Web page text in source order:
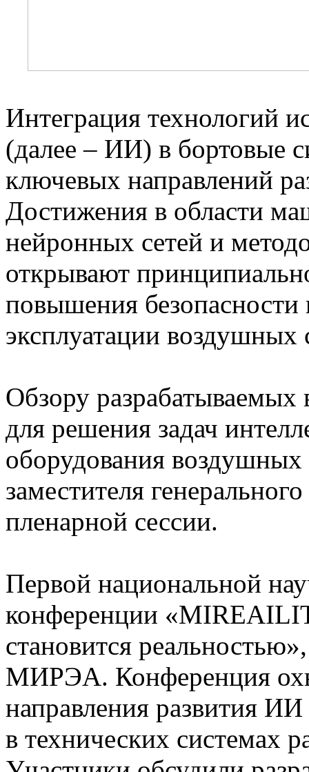
Интеграция технологий
(далее – ИИ) в бортовые
ключевых направлений
Достижения в области
нейронных сетей и
открывают
повышения безопасности
эксплуатации воздушных
Обзору
для решения задач
оборудования
заместителя
пленарной сессии.
Первой национальной
конференции
становится
МИРЭА. Конференция
направления развития
в технических системах